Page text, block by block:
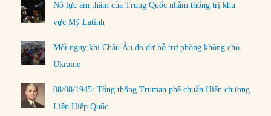
Nỗ lực âm thầm của Trung Quốc nhằm thống trị khu
vực Mỹ Latinh
Mối nguy khi Châu Âu do dự hỗ trợ phòng không cho
Ukraine
08/08/1945: Tổng thống Truman phê chuẩn Hiến chương
Liên Hiệp Quốc